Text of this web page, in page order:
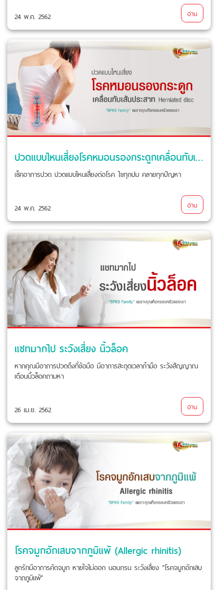
24 พ.ค. 2562 อ่าน
ปวดแบบไหนเสี่ยงโรคหมอนรองกระดูกเคลื่อนทับเส้นประสาท
เช็คอาการปวด ปวดแบบไหนเสี่ยงต่อโรค ไขทุกปม คลายทุกปัญหา
24 พ.ค. 2562 อ่าน
แชทมากไป ระวังเสี่ยง นิ้วล็อค
หากคุณมีอาการปวดตึงที่ข้อมือ มีอาการสะดุดเวลากำมือ ระวังสัญญาณ
เตือนนิ้วล็อคถามหา
26 เม.ย. 2562 อ่าน
โรคจมูกอักเสบจากภูมิแพ้ (Allergic rhinitis)
ลูกรักมีอาการคัดจมูก หายใจไม่ออก นอนกรน ระวังเสี่ยง “โรคจมูกอักเสบ
จากภูมิแพ้”